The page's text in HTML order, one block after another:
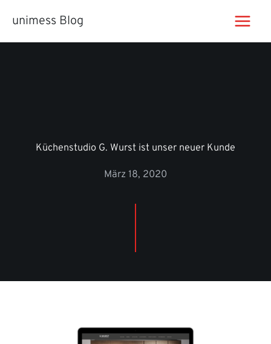
Inhaltunimess Blog
Küchenstudio G. Wurst ist unser neuer Kunde
März 18, 2020